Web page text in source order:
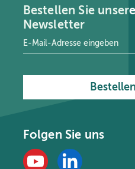
Bestellen Sie
Newsletter
E-Mail-Adresse
Bestellen
Folgen Sie uns